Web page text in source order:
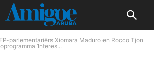
parlementariërs Xiomara Maduro en Rocco Tjon
‘Interes...